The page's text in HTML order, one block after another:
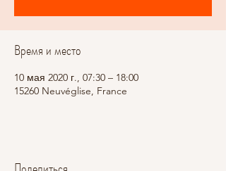
Время и место
10 мая 2020 г., 07:30 – 18:00
15260 Neuvéglise, France